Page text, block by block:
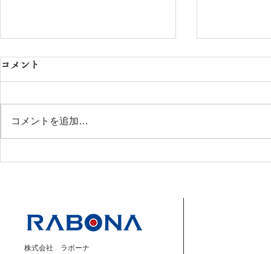
【成岡翔】8/8 DAZN Jリー
【小林大悟
コメント
コメントを追加…
株式会社 ラボーナ